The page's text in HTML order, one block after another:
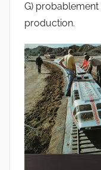
G)
production.